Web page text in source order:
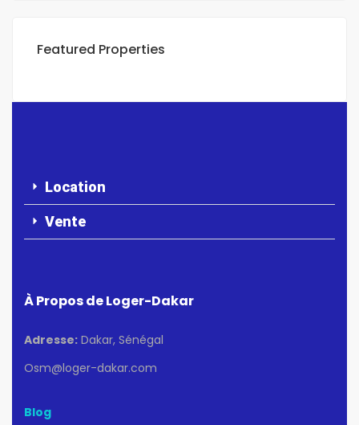
Featured Properties
Location
Vente
À Propos de Loger-Dakar
Adresse: Dakar, Sénégal
Osm@loger-dakar.com
Blog